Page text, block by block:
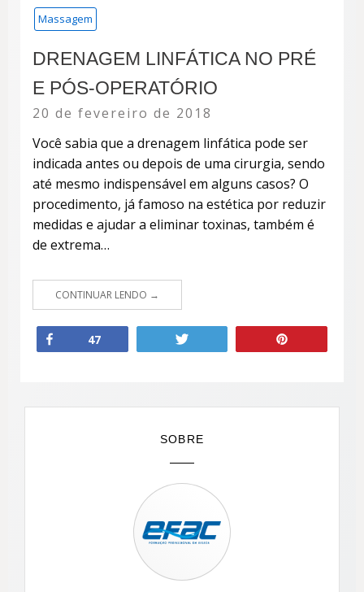
Massagem
DRENAGEM LINFÁTICA NO PRÉ
E PÓS-OPERATÓRIO
Posted
20 de fevereiro de 2018
Você sabia que a drenagem linfática pode ser
indicada antes ou depois de uma cirurgia, sendo
até mesmo indispensável em alguns casos? O
procedimento, já famoso na estética por reduzir
medidas e ajudar a eliminar toxinas, também é
de extrema…
CONTINUAR LENDO
Compartilhar
47
SOBRE